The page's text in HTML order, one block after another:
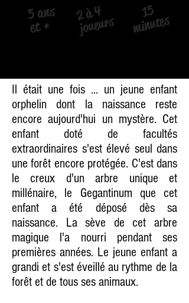
5 ans
et +
2 à 4
​joueurs
15
​
minutes
Il était une fois ... un jeune enfant
orphelin dont la naissance reste
encore aujourd'hui un mystère. Cet
enfant doté de facultés
extraordinaires s'est élevé seul dans
une forêt encore protégée. C'est dans
le creux d'un arbre unique et
millénaire, le Gegantinum que cet
enfant a été déposé dès sa
naissance. La sève de cet arbre
magique l'a nourri pendant ses
premières années. Le jeune enfant a
grandi et s'est éveillé au rythme de la
forêt et de tous ses animaux.